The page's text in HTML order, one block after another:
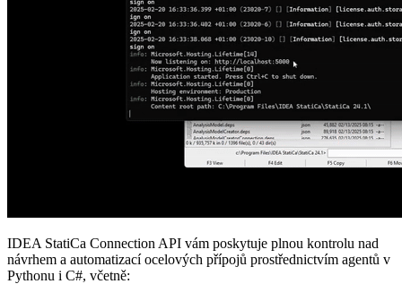
IDEA StatiCa Connection API vám poskytuje plnou kontrolu nad
návrhem a automatizací ocelových přípojů prostřednictvím agentů v
Pythonu i C#, včetně: